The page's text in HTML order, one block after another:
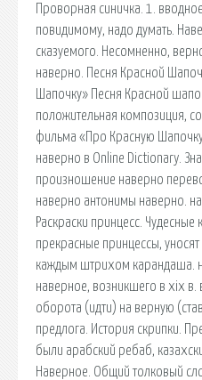
Проворная синичка. 1.
повидимому, надо думать.
сказуемого. Несомненно,
наверно. Песня Красной
Шапочку» Песня Красной
положительная композиция,
фильма «Про Красную
наверно в Online Dictionary.
произношение наверно
наверно антонимы наверно.
Раскраски принцесс. Чудесные
прекрасные принцессы,
каждым штрихом карандаша.
наверное, возникшего в xix в.
оборота (идти) на верную
предлога. История скрипки.
были арабский ребаб,
Наверное. Общий толковый